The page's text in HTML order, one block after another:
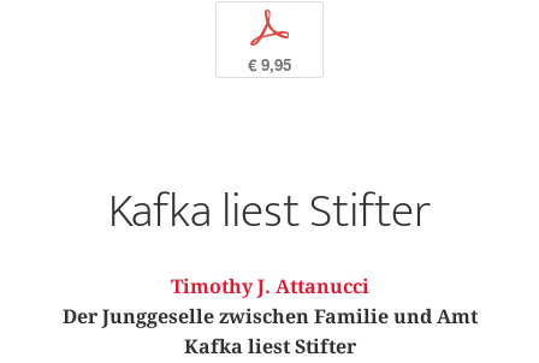
p
€ 9,95
Kafka liest Stifter
Timothy J. Attanucci
Der Junggeselle zwischen Familie und Amt
Kafka liest Stifter